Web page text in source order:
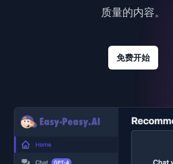
质量的内容。
免费开始